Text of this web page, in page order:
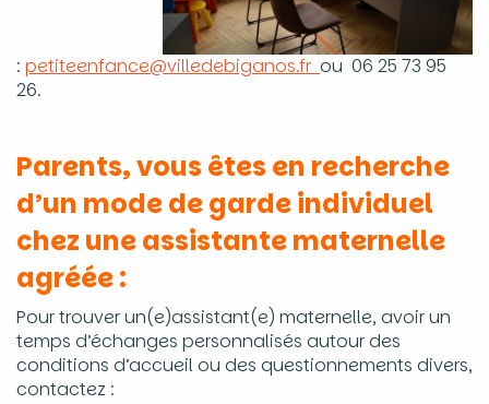
: petiteenfance@villedebiganos.fr ou 06 25 73 95
26.
Parents, vous êtes en recherche
d’un mode de garde individuel
chez une assistante maternelle
agréée :
Pour trouver un(e)assistant(e) maternelle, avoir un
temps d’échanges personnalisés autour des
conditions d’accueil ou des questionnements divers,
contactez :